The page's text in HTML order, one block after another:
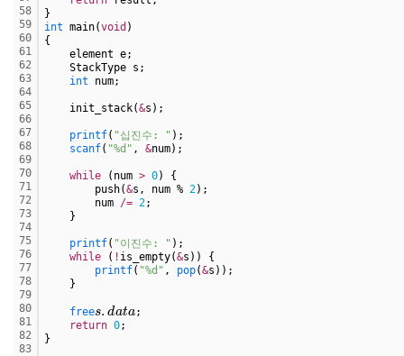
58
59
60
61
62
63
64
65
66
67
68
69
70
71
72
73
74
75
76
77
78
79
80
81
82
83
}
int main(void )
{
element e;
StackType s;
int num;
init_stack(&s);
printf( "십진수: " );
scanf( "%d" , &num);
while (num > 0) {
push(&s, num % 2);
num /= 2;
}
printf( "이진수: " );
while ( ! is_empty(&s)) {
printf( "%d" , pop(&s));
}
free
.d a
;
return 0;
}